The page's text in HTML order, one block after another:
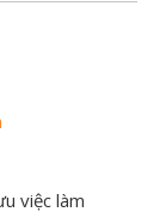
việc làm